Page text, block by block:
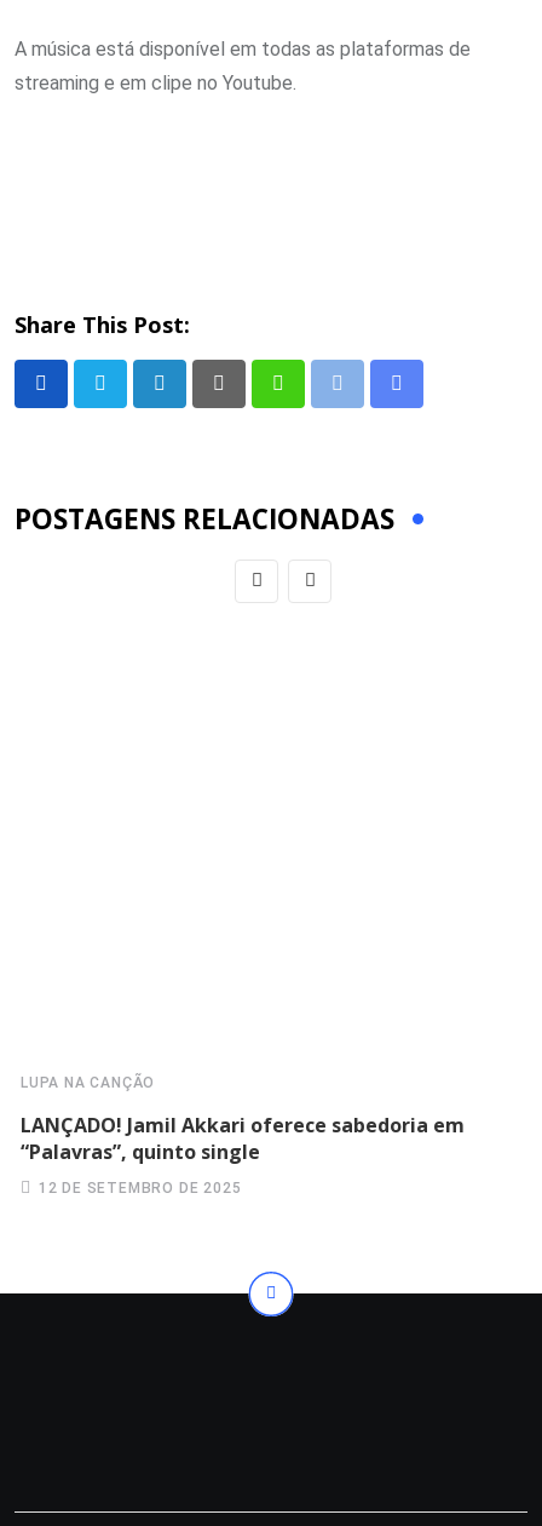
A música está disponível em todas as plataformas de
streaming e em clipe no Youtube.
Share This Post:
LinkedInPinterestWhatsappPrint
Share
POSTAGENS RELACIONADAS
LUPA NA CANÇÃO
LANÇADO! Jamil Akkari oferece sabedoria em
“Palavras”, quinto single
12 DE SETEMBRO DE 2025